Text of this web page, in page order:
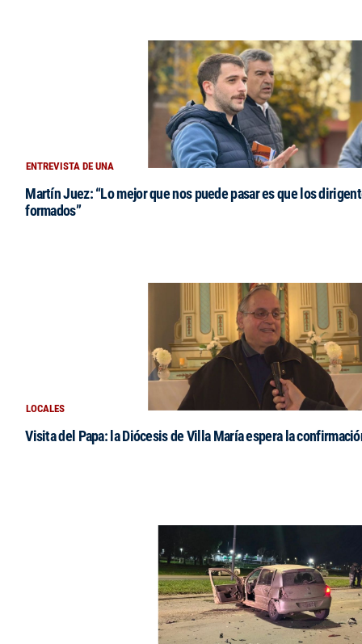
ENTREVISTA DE UNA
Martín Juez: “Lo mejor que nos puede pasar es que los
formados”
LOCALES
Visita del Papa: la Diócesis de Villa María espera la